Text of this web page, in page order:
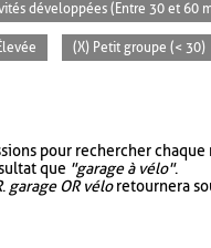
développées (Entre 30 et 60
(X) Petit groupe (< 30)
pour rechercher chaque
que "garage à vélo".
. garage OR véloretournera